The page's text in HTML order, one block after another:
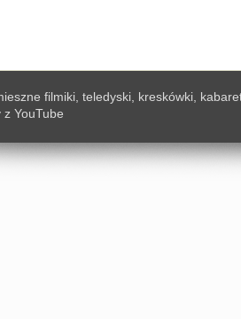
filmiki, teledyski, kreskówki,
YouTube